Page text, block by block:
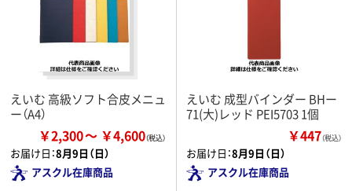
えいむ 高級ソフト合皮メニュ
ー（A4）
￥2,300 ￥4,600
お届け日：8月9日（日）
アスクル在庫商品
えいむ 成型バインダー BHー
71(大)レッド PEI5703 1個
￥447（税込）
お届け日：8月9日（日）
アスクル在庫商品